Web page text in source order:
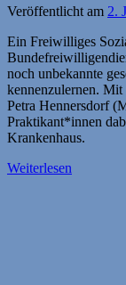
Veröffentlicht am 2.
Ein Freiwilliges
noch unbekannte
kennenzulernen.
Petra Hennersdorf
Praktikant*innen
Krankenhaus.
Weiterlesen